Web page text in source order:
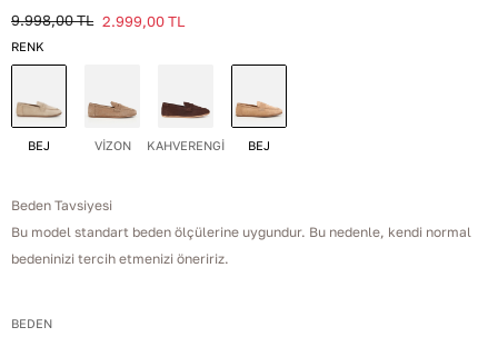
9.998,00TL 2.999,00TL
RENK
BEJ VİZON KAHVERENGİ BEJ
Beden Tavsiyesi
Bu model standart beden ölçülerine uygundur. Bu nedenle, kendi normal
bedeninizi tercih etmenizi öneririz.
BEDEN